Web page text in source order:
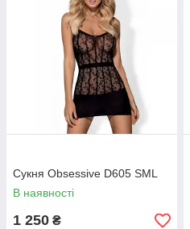
Сукня Obsessive D605 SML
В наявності
1 250 ₴